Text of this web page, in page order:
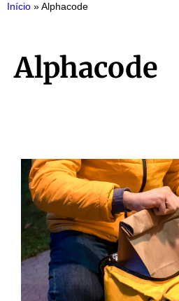
Início » Alphacode
Alphacode